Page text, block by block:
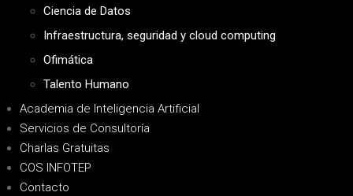
Ciencia de Datos
Infraestructura, seguridad y cloud computing
Ofimática
Talento Humano
Academia de Inteligencia Artificial
Servicios de Consultoría
Charlas Gratuitas
COS INFOTEP
Contacto